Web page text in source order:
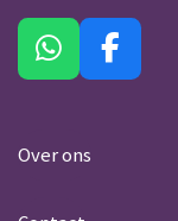
W
h
t
F
a
Over ons